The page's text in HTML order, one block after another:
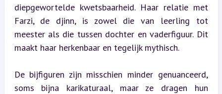
diepgewortelde kwetsbaarheid. Haar relatie met
Farzi, de djinn, is zowel die van leerling tot
meester als die tussen dochter en vaderfiguur. Dit
maakt haar herkenbaar en tegelijk mythisch.
De bijfiguren zijn misschien minder genuanceerd,
soms bijna karikaturaal, maar ze dragen hun